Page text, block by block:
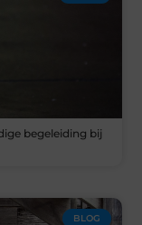
begeleiding bij
BLOG